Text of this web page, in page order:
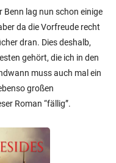
Benn lag nun schon einige
da die Vorfreude recht
dran. Dies deshalb,
gehört, die ich in den
muss auch mal ein
großen
Roman “fällig”.